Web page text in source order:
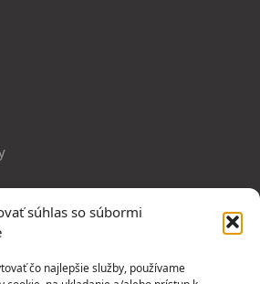
súhlas so súbormi
čo najlepšie služby, používame